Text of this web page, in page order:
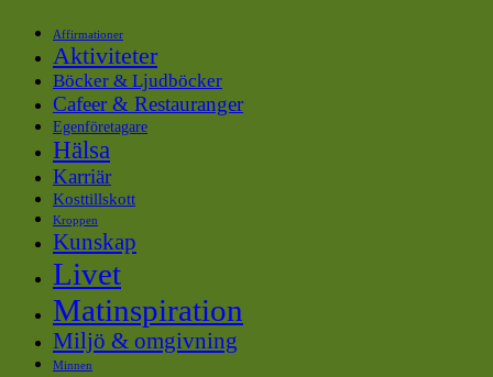
Affirmationer
Aktiviteter
Böcker & Ljudböcker
Cafeer & Restauranger
Egenföretagare
Hälsa
Karriär
Kosttillskott
Kroppen
Kunskap
Livet
Matinspiration
Miljö & omgivning
Minnen